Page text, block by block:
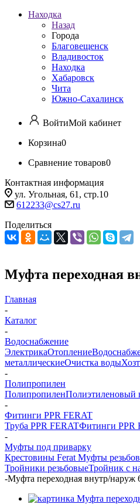
Находка
Назад
Города
Благовещенск
Владивосток
Находка
Хабаровск
Чита
Южно-Сахалинск
ВойтиМой кабинет
Корзина0
Сравнение товаров0
Контактная информация
ул. Угольная, 61, стр.10
612233@cs27.ru
Поделиться
Муфта переходная
Главная
-
Каталог
-
Водоснабжение
ЭлектрикаОтопление
металлическиеОчистка воды
-
Полипропилен
ПолипропиленПолиэтиленовый
-
Фитинги PPR FERAT
Труба PPR FERATФитинги PPR
-
Муфты под приварку
Крестовины Ferat Муфты
Тройники резьбовыеТройник с
-Муфта переходная внутр/наруж